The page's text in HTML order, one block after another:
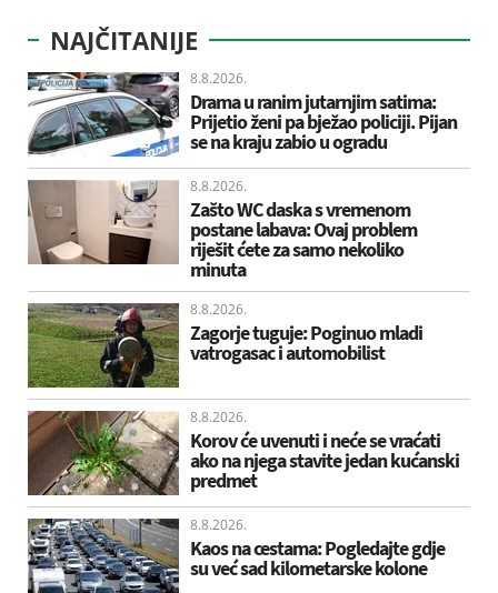
NAJČITANIJE
8.8.2026.
Drama u ranim jutarnjim satima:
Prijetio ženi pa bježao policiji. Pijan
se na kraju zabio u ogradu
8.8.2026.
Zašto WC daska s vremenom
postane labava: Ovaj problem
riješit ćete za samo nekoliko
minuta
8.8.2026.
Zagorje tuguje: Poginuo mladi
vatrogasac i automobilist
8.8.2026.
Korov će uvenuti i neće se vraćati
ako na njega stavite jedan kućanski
predmet
8.8.2026.
Kaos na cestama: Pogledajte gdje
su već sad kilometarske kolone